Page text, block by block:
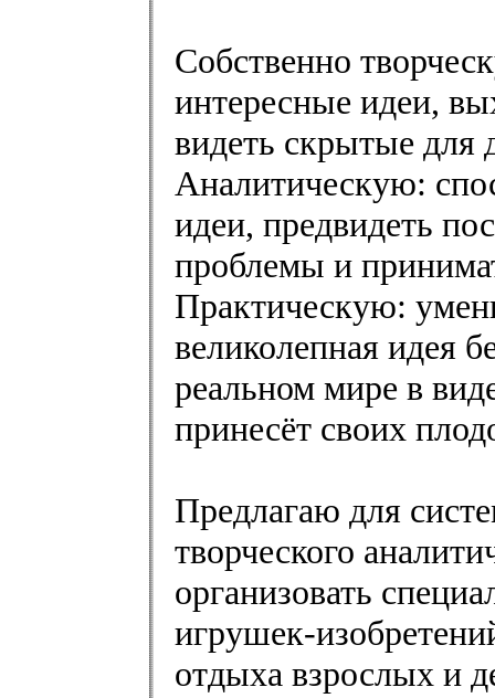
Собственно
интересные идеи,
видеть скрытые для
Аналитическую:
идеи, предвидеть
проблемы и
Практическую:
великолепная идея
реальном мире в
принесёт своих
Предлагаю для
творческого
организовать
игрушек-
отдыха взрослых и